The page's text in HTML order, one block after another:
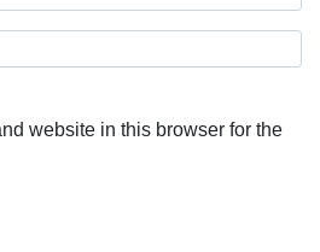
website in this browser for the